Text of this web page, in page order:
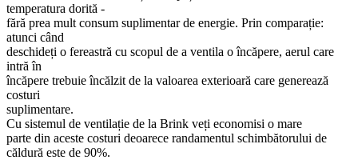
temperatura dorită -
fără prea mult consum suplimentar de energie. Prin comparație:
atunci când
deschideți o fereastră cu scopul de a ventila o încăpere, aerul care
intră în
încăpere trebuie încălzit de la valoarea exterioară care generează
costuri
suplimentare.
Cu sistemul de ventilație de la Brink veți economisi o mare
parte din aceste costuri deoarece randamentul schimbătorului de
căldură este de 90%.